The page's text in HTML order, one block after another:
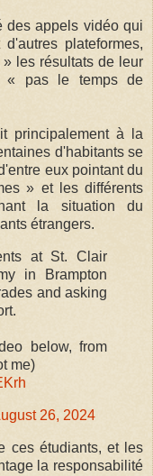
des appels vidéo qui
plateformes,
les résultats de leur
« pas le temps de
principalement à la
d'habitants se
eux pointant du
» et les différents
la situation du
étrangers.
at St. Clair
in Brampton
and asking
below, from
me)
26, 2024
ces étudiants, et les
la responsabilité